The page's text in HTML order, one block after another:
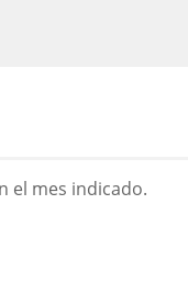
el mes indicado.